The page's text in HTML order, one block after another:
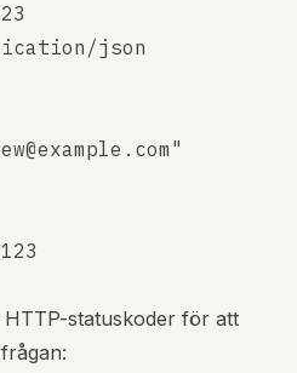
json
HTTP-statuskoder för att